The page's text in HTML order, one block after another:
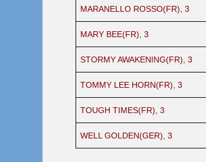
MARANELLO ROSSO(FR), 3
MARY BEE(FR), 3
STORMY AWAKENING(FR), 3
TOMMY LEE HORN(FR), 3
TOUGH TIMES(FR), 3
WELL GOLDEN(GER), 3